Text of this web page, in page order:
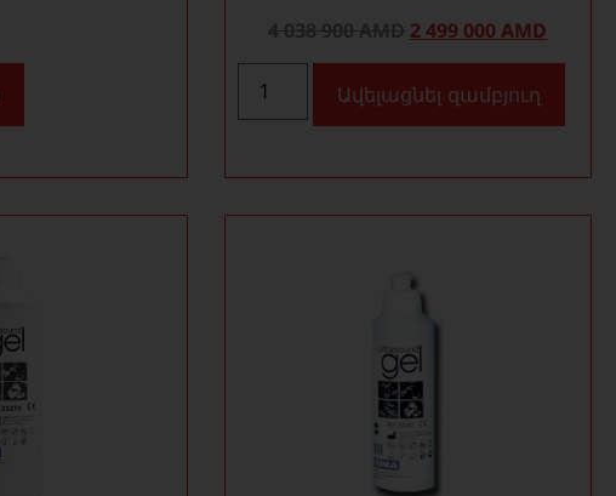
4 038 900AMD 2 499 000AMD
Ավելացնել զամբյուղ